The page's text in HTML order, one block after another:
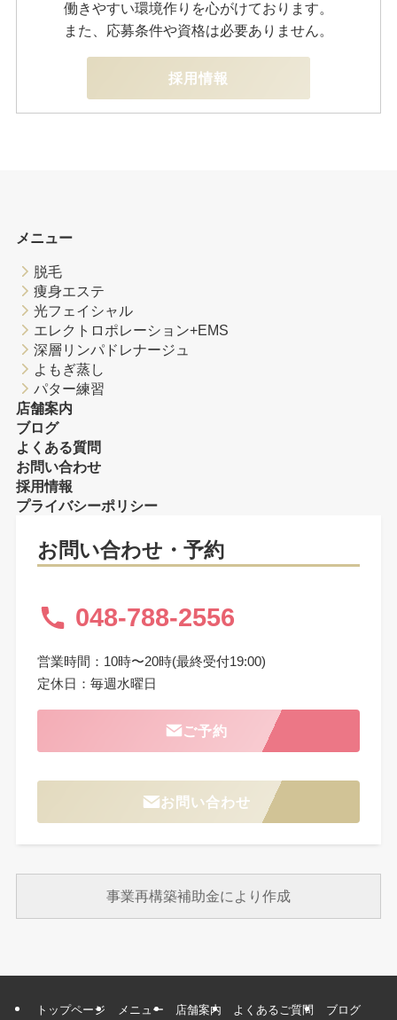
働きやすい環境作りを心がけております。
また、応募条件や資格は必要ありません。
採用情報
メニュー
脱毛
痩身エステ
光フェイシャル
エレクトロポレーション+EMS
深層リンパドレナージュ
よもぎ蒸し
パター練習
店舗案内
ブログ
よくある質問
お問い合わせ
採用情報
プライバシーポリシー
お問い合わせ・予約
048-788-2556
営業時間：10時〜20時(最終受付19:00)
定休日：毎週水曜日
ご予約
お問い合わせ
事業再構築補助金により作成
トップページ メニュー 店舗案内 よくあるご質問 ブログ